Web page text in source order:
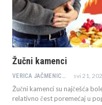
Žučni kamenci
VERICA JAČMENICA JAZBEC svi 21,
Žučni kamenci su najčešća
relativno čest poremećaj u